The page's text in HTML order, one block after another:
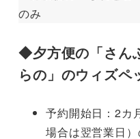
のみ
◆夕方便の「さん
らの」のウィズペ
予約開始日：2カ
場合は翌営業日